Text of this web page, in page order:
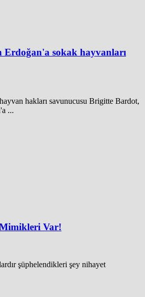
sokak hayvanları
hakları savunucusu Brigitte Bardot,
...
Var!
şüphelendikleri şey nihayet